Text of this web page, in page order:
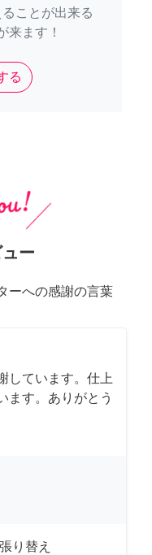
ことが出来る
来ます！
る
ー
ーへの感謝の言葉
しています。仕上
ます。ありがとう
り替え